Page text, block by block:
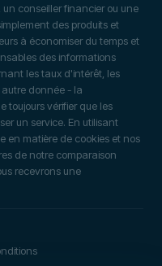
conseiller financier ou une
des produits et
à économiser du temps et
des informations
les taux d'intérêt, les
autre donnée - la
toujours vérifier que les
un service. En utilisant
en matière de cookies et nos
de notre comparaison
recevrons une